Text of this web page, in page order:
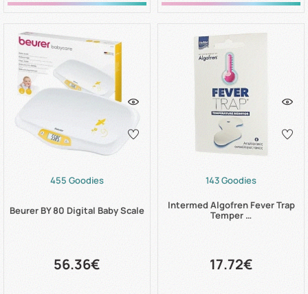
455 Goodies
Beurer BY 80 Digital Baby Scale
56.36€
143 Goodies
Intermed Algofren Fever Trap
Temper …
17.72€